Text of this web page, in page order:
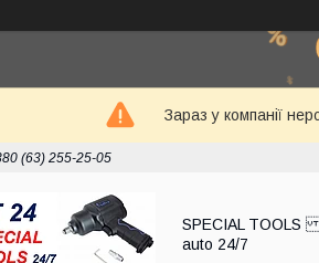
Зараз у компанії
(63) 255-25-05
SPECIAL TOOLS
auto 24/7